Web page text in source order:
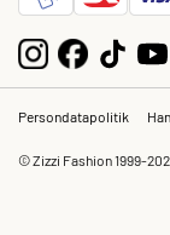
Persondatapolitik
© Zizzi Fashion 1999-